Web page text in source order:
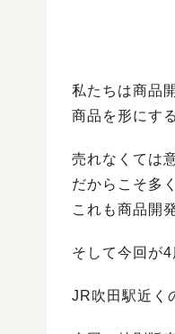
私たちは商品
商品を形にす
売れなくては
だからこそ多
これも商品開
そして今回が4
JR吹田駅近く